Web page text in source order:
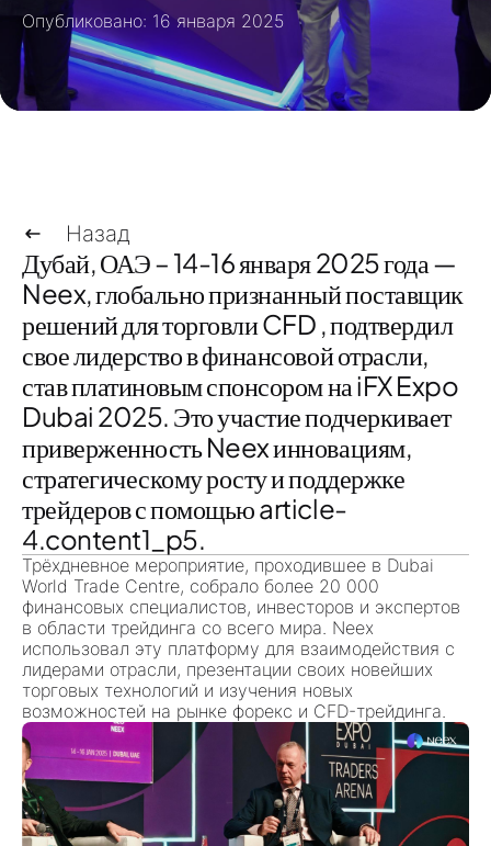
Опубликовано: 16 января 2025
Назад
Дубай, ОАЭ – 14-16 января 2025 года —
Neex, глобально признанный поставщик
решений для торговли CFD , подтвердил
свое лидерство в финансовой отрасли,
ставплатиновым спонсоромна iFX Expo
Dubai 2025. Это участие подчеркивает
приверженность Neex инновациям,
стратегическому росту и поддержке
трейдеров с помощьюarticle-
4.content1_p5.
Трёхдневное мероприятие, проходившее в Dubai
World Trade Centre, собрало более 20 000
финансовых специалистов, инвесторов и экспертов
в области трейдинга со всего мира. Neex
использовал эту платформу для взаимодействия с
лидерами отрасли, презентации своих новейших
торговых технологий и изучения новых
возможностей на рынке форекс и CFD-трейдинга.